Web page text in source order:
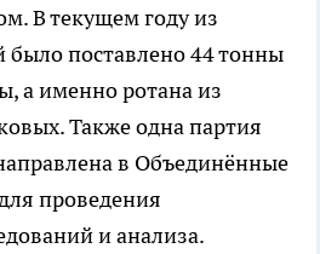
В текущем году из
было поставлено 44 тонны
а именно ротана из
Также одна партия
в Объединённые
проведения
и анализа.